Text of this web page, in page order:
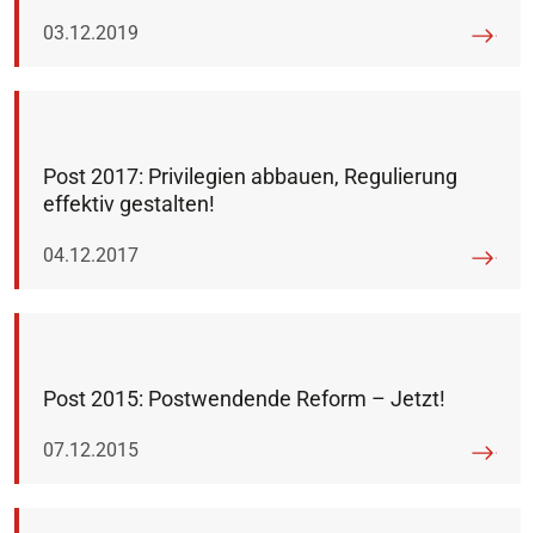
Veröffentlicht am:
03.12.2019
Post 2017: Privilegien abbauen, Regulierung
effektiv gestalten!
Veröffentlicht am:
04.12.2017
Post 2015: Postwendende Reform – Jetzt!
Veröffentlicht am:
07.12.2015